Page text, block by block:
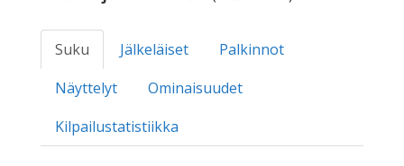
Suku Jälkeläiset
Palkinnot
Näyttelyt
Ominaisuudet
Kilpailustatistiikka